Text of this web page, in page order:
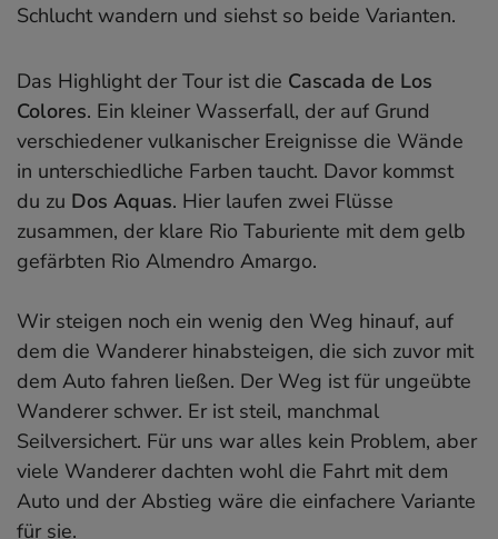
Schlucht wandern und siehst so beide Varianten.
Das Highlight der Tour ist die Cascada de Los
Colores. Ein kleiner Wasserfall, der auf Grund
verschiedener vulkanischer Ereignisse die Wände
in unterschiedliche Farben taucht. Davor kommst
du zu Dos Aquas. Hier laufen zwei Flüsse
zusammen, der klare Rio Taburiente mit dem gelb
gefärbten Rio Almendro Amargo.
Wir steigen noch ein wenig den Weg hinauf, auf
dem die Wanderer hinabsteigen, die sich zuvor mit
dem Auto fahren ließen. Der Weg ist für ungeübte
Wanderer schwer. Er ist steil, manchmal
Seilversichert. Für uns war alles kein Problem, aber
viele Wanderer dachten wohl die Fahrt mit dem
Auto und der Abstieg wäre die einfachere Variante
für sie.